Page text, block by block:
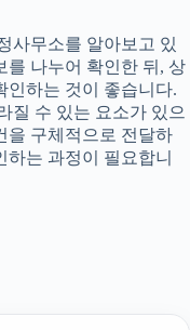
사무소를 알아보고 있
를 나누어 확인한 뒤, 상
인하는 것이 좋습니다.
질 수 있는 요소가 있으
을 구체적으로 전달하
는 과정이 필요합니